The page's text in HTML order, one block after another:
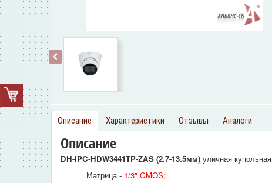
‹
Описание Характеристики Отзывы Аналоги
Описание
DH-IPC-HDW3441TP-ZAS (2.7-13.5мм) уличная купольная
Матрица - 1/3" CMOS;